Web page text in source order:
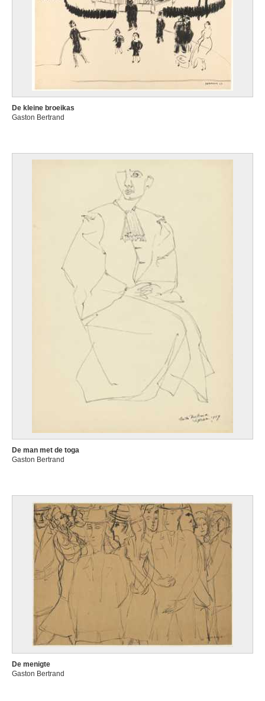
De kleine broeikas
Gaston Bertrand
De man met de toga
Gaston Bertrand
De menigte
Gaston Bertrand